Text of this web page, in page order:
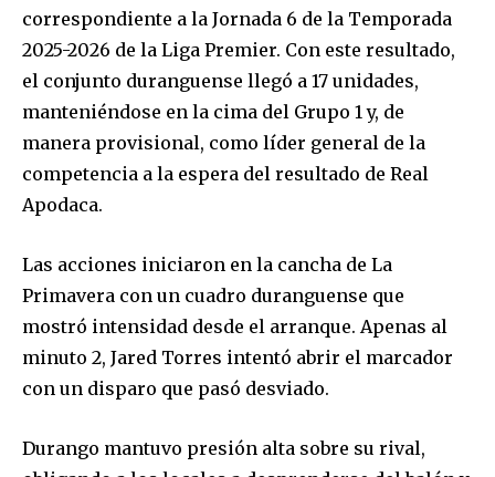
correspondiente a la Jornada 6 de la Temporada
2025-2026 de la Liga Premier. Con este resultado,
el conjunto duranguense llegó a 17 unidades,
manteniéndose en la cima del Grupo 1 y, de
manera provisional, como líder general de la
competencia a la espera del resultado de Real
Apodaca.
Las acciones iniciaron en la cancha de La
Primavera con un cuadro duranguense que
mostró intensidad desde el arranque. Apenas al
minuto 2, Jared Torres intentó abrir el marcador
con un disparo que pasó desviado.
Durango mantuvo presión alta sobre su rival,